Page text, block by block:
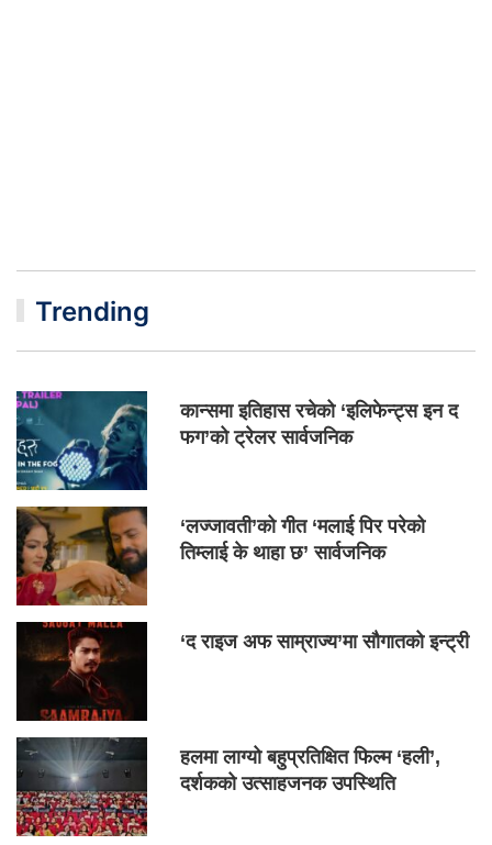
Trending
कान्समा इतिहास रचेको ‘इलिफेन्ट्स इन द
फग’को ट्रेलर सार्वजनिक
‘लज्जावती’को गीत ‘मलाई पिर परेको
तिम्लाई के थाहा छ’ सार्वजनिक
‘द राइज अफ साम्राज्य’मा सौगातको इन्ट्री
हलमा लाग्यो बहुप्रतिक्षित फिल्म ‘हली’,
दर्शकको उत्साहजनक उपस्थिति